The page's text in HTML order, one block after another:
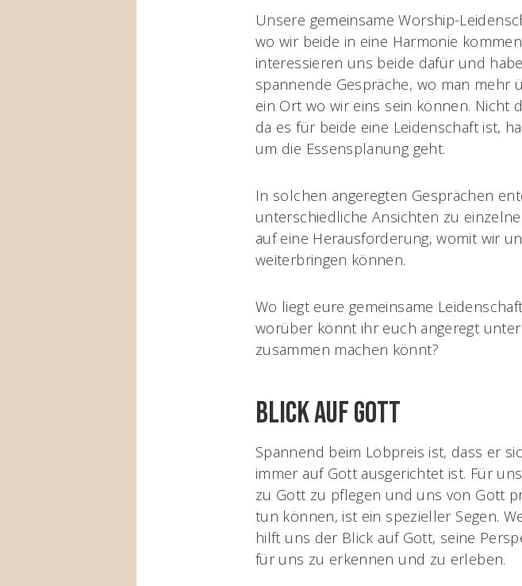
Unsere gemeinsame Worship-
wo wir beide in eine Harmonie
interessieren uns beide dafür und
spannende Gespräche, wo man mehr
ein Ort wo wir eins sein können. Nicht
da es für beide eine Leidenschaft ist,
um die Essensplanung geht.
In solchen angeregten Gesprächen
unterschiedliche Ansichten zu
auf eine Herausforderung, womit wir
weiterbringen können.
Wo liegt eure gemeinsame
worüber könnt ihr euch angeregt
zusammen machen könnt?
Blick auf Gott
Spannend beim Lobpreis ist, dass er
immer auf Gott ausgerichtet ist. Für
zu Gott zu pflegen und uns von Gott
tun können, ist ein spezieller Segen.
hilft uns der Blick auf Gott, seine
für uns zu erkennen und zu erleben.